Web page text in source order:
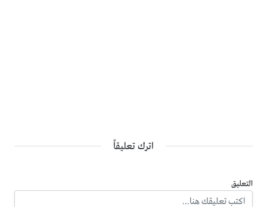
اترك تعليقاً
التعليق